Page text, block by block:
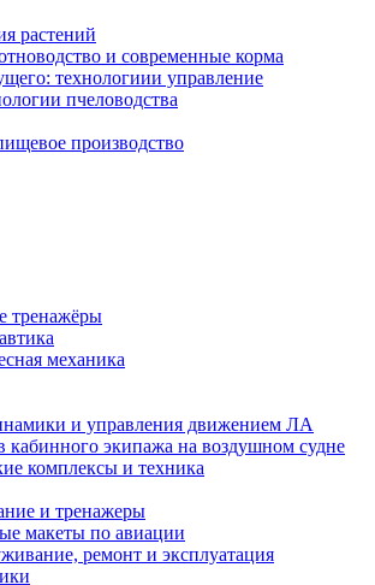
растений
и современные корма
технологиии управление
пчеловодства
производство
тренажёры
механика
и управления движением ЛА
кабинного экипажа на воздушном судне
комплексы и техника
и тренажеры
макеты по авиации
ремонт и эксплуатация